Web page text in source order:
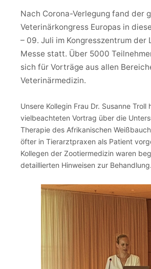
Nach Corona-Verlegung fand der
Veterinärkongress Europas in
– 09. Juli im Kongresszentrum der
Messe statt. Über 5000
sich für Vorträge aus allen
Veterinärmedizin.
Unsere Kollegin Frau Dr. Susanne Troll
vielbeachteten Vortrag über die
Therapie des Afrikanischen
öfter in Tierarztpraxen als Patient
Kollegen der Zootiermedizin waren
detaillierten Hinweisen zur Behandlung.